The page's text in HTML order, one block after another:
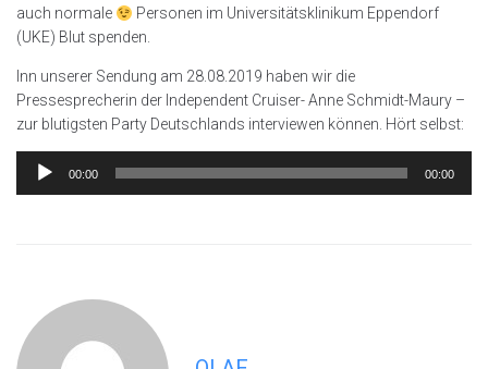
auch normale
Personen im Universitätsklinikum Eppendorf
(UKE) Blut spenden.
Inn unserer Sendung am 28.08.2019 haben wir die
Pressesprecherin der Independent Cruiser- Anne Schmidt-Maury –
zur blutigsten Party Deutschlands interviewen können. Hört selbst:
Audio-
Player
00:00 00:00